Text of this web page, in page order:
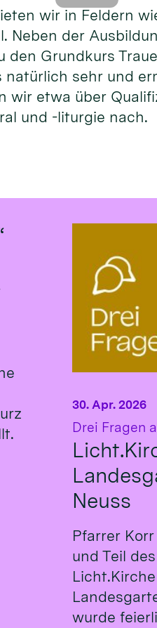
wir in Feldern
Neben der
den Grundkurs
natürlich sehr und
wir etwa über
und -liturgie nach.
Drei Fragen
Neuss
30. Apr. 2026
Pfarrer
und Teil
wurde